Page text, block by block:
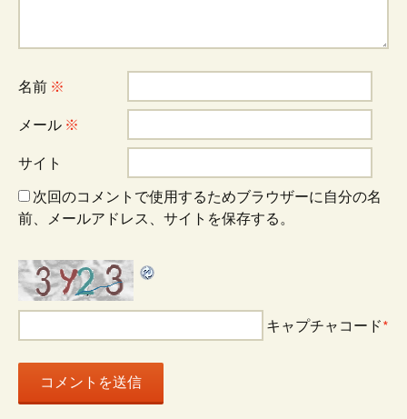
シ
ョ
ン
名前 ※
メール ※
サイト
次回のコメントで使用するためブラウザーに自分の名
前、メールアドレス、サイトを保存する。
キャプチャコード*